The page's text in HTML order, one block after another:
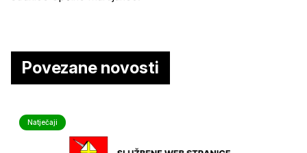
Povezane novosti
Natječaji